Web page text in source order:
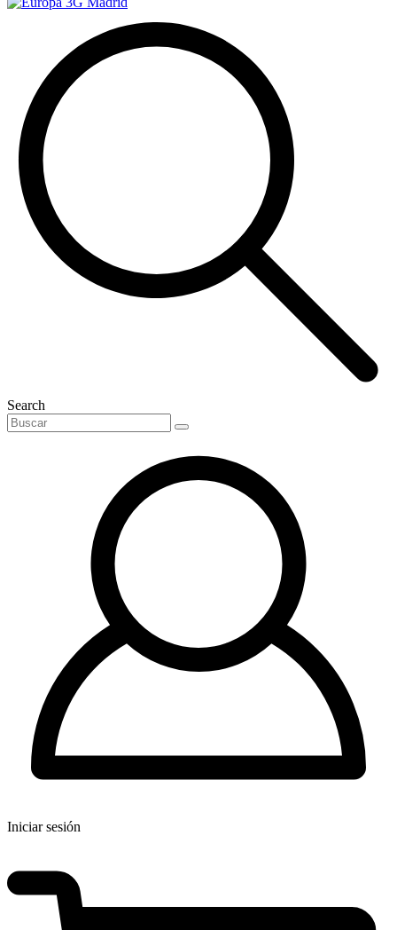
Search
Iniciar sesión